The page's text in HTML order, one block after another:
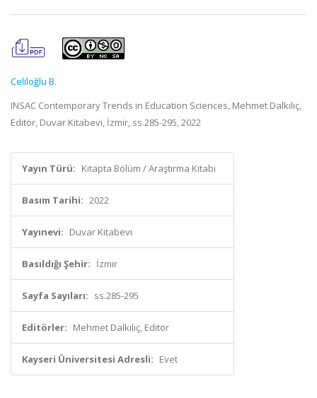
Celiloğlu B.
INSAC Contemporary Trends in Education Sciences, Mehmet Dalkılıç,
Editör, Duvar Kitabevi, İzmir, ss.285-295, 2022
Yayın Türü: Kitapta Bölüm / Araştırma Kitabı
Basım Tarihi: 2022
Yayınevi: Duvar Kitabevi
Basıldığı Şehir: İzmir
Sayfa Sayıları: ss.285-295
Editörler: Mehmet Dalkılıç, Editör
Kayseri Üniversitesi Adresli: Evet